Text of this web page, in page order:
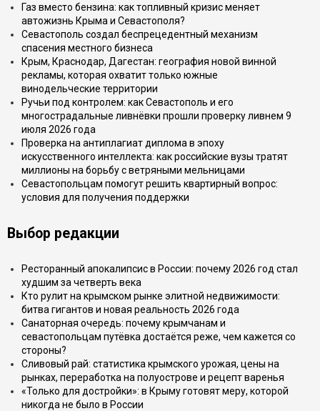
Газ вместо бензина: как топливный кризис меняет
автожизнь Крыма и Севастополя?
Севастополь создал беспрецедентный механизм
спасения местного бизнеса
Крым, Краснодар, Дагестан: география новой винной
рекламы, которая охватит только южные
винодельческие территории
Ручьи под контролем: как Севастополь и его
многострадальные ливнёвки прошли проверку ливнем 9
июля 2026 года
Проверка на антиплагиат диплома в эпоху
искусственного интеллекта: как российские вузы тратят
миллионы на борьбу с ветряными мельницами
Севастопольцам помогут решить квартирный вопрос:
условия для получения поддержки
Выбор редакции
Ресторанный апокалипсис в России: почему 2026 год стал
худшим за четверть века
Кто рулит на крымском рынке элитной недвижимости:
битва гигантов и новая реальность 2026 года
Санаторная очередь: почему крымчанам и
севастопольцам путёвка достаётся реже, чем кажется со
стороны?
Сливовый рай: статистика крымского урожая, цены на
рынках, переработка на полуострове и рецепт варенья
«Только для достройки»: в Крыму готовят меру, которой
никогда не было в России